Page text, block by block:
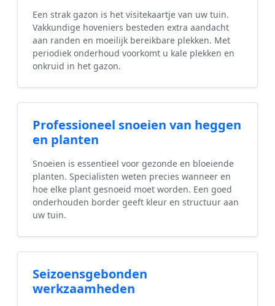
Een strak gazon is het visitekaartje van uw tuin.
Vakkundige hoveniers besteden extra aandacht
aan randen en moeilijk bereikbare plekken. Met
periodiek onderhoud voorkomt u kale plekken en
onkruid in het gazon.
Professioneel snoeien van heggen
en planten
Snoeien is essentieel voor gezonde en bloeiende
planten. Specialisten weten precies wanneer en
hoe elke plant gesnoeid moet worden. Een goed
onderhouden border geeft kleur en structuur aan
uw tuin.
Seizoensgebonden
werkzaamheden